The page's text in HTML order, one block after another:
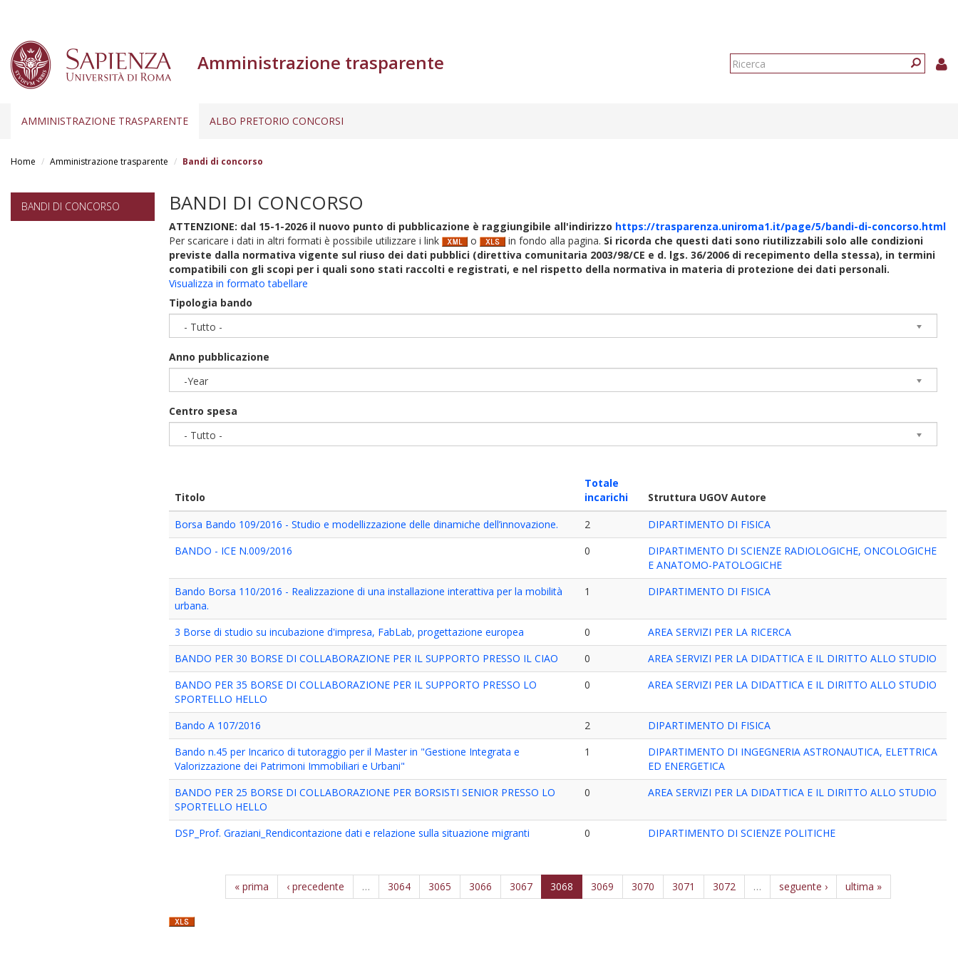
Amministrazione trasparente
Form
AMMINISTRAZIONE TRASPARENTE ALBO PRETORIO CONCORSI
Home Amministrazione trasparente Bandi di concorso
BANDI DI CONCORSO BANDI DI CONCORSO
ATTENZIONE: dal 15-1-2026 il nuovo punto di pubblicazione è raggiungibile all'indirizzo https://trasparenza.uniroma1.it/page/5/bandi-di-concorso.html
Per scaricare i dati in altri formati è possibile utilizzare i link
o in fondo alla pagina. Si ricorda che questi dati sono riutilizzabili solo alle condizioni
previste dalla normativa vigente sul riuso dei dati pubblici (direttiva comunitaria 2003/98/CE e d. lgs. 36/2006 di recepimento della stessa), in termini
compatibili con gli scopi per i quali sono stati raccolti e registrati, e nel rispetto della normativa in materia di protezione dei dati personali.
Visualizza in formato tabellare
Tipologia bando
- Tutto -
Anno pubblicazione
-Year
Centro spesa
- Tutto -
Titolo
Totale
incarichi
Struttura UGOV Autore
Borsa Bando 109/2016 - Studio e modellizzazione delle dinamiche dell’innovazione.
2
DIPARTIMENTO DI FISICA
BANDO - ICE N.009/2016
0
DIPARTIMENTO DI SCIENZE RADIOLOGICHE, ONCOLOGICHE
E ANATOMO-PATOLOGICHE
Bando Borsa 110/2016 - Realizzazione di una installazione interattiva per la mobilità
urbana.
1 DIPARTIMENTO DI FISICA
3 Borse di studio su incubazione d'impresa, FabLab, progettazione europea 0
AREA SERVIZI PER LA RICERCA
BANDO PER 30 BORSE DI COLLABORAZIONE PER IL SUPPORTO PRESSO IL CIAO
0
AREA SERVIZI PER LA DIDATTICA E IL DIRITTO ALLO STUDIO
BANDO PER 35 BORSE DI COLLABORAZIONE PER IL SUPPORTO PRESSO LO
SPORTELLO HELLO
0 AREA SERVIZI PER LA DIDATTICA E IL DIRITTO ALLO STUDIO
Bando A 107/2016 2
DIPARTIMENTO DI FISICA
Bando n.45 per Incarico di tutoraggio per il Master in "Gestione Integrata e
Valorizzazione dei Patrimoni Immobiliari e Urbani"
1
DIPARTIMENTO DI INGEGNERIA ASTRONAUTICA, ELETTRICA
ED ENERGETICA
BANDO PER 25 BORSE DI COLLABORAZIONE PER BORSISTI SENIOR PRESSO LO
SPORTELLO HELLO
0 AREA SERVIZI PER LA DIDATTICA E IL DIRITTO ALLO STUDIO
DSP_Prof. Graziani_Rendicontazione dati e relazione sulla situazione migranti 0 DIPARTIMENTO DI SCIENZE POLITICHE
« prima ‹ precedente … 3064 3065 3066 3067 3068 3069 3070 3071 3072 … seguente › ultima »